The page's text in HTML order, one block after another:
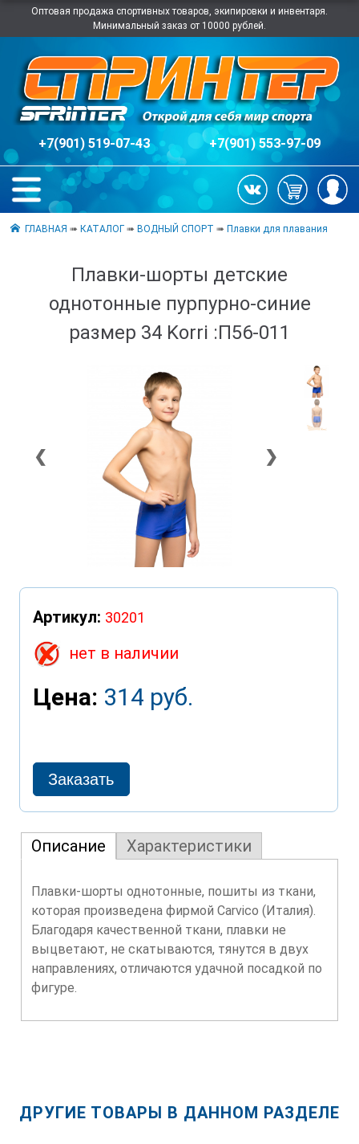
Оптовая продажа спортивных товаров, экипировки и инвентаря.
Минимальный заказ от 10000 рублей.
+7(901) 519-07-43 +7(901) 553-97-09
ГЛАВНАЯ ➠КАТАЛОГ ➠ВОДНЫЙ СПОРТ ➠Плавки для плавания
Плавки-шорты детские
однотонные пурпурно-синие
размер 34 Korri :П56-011
❮ ❯
Артикул: 30201
нет в наличии
Цена: 314 руб.
Описание Характеристики
Плавки-шорты однотонные, пошиты из ткани,
которая произведена фирмой Carvico (Италия).
Благодаря качественной ткани, плавки не
выцветают, не скатываются, тянутся в двух
направлениях, отличаются удачной посадкой по
фигуре.
ДРУГИЕ ТОВАРЫ В ДАННОМ РАЗДЕЛЕ